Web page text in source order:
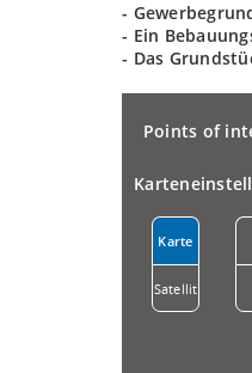
-
- Ein
- Das
Points of
Karte
Satellit